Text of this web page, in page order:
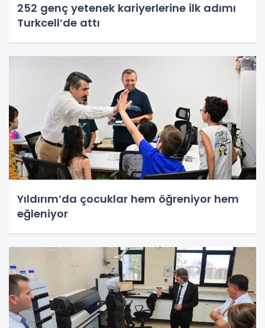
252 genç yetenek kariyerlerine ilk adımı
Turkcell’de attı
Yıldırım’da çocuklar hem öğreniyor hem
eğleniyor